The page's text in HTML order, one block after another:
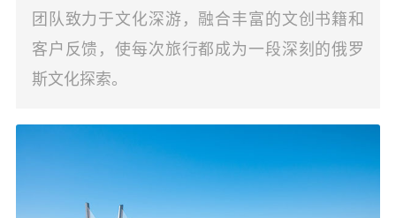
团队致力于文化深游，融合丰富的文创书籍和
客户反馈，使每次旅行都成为一段深刻的俄罗
斯文化探索。